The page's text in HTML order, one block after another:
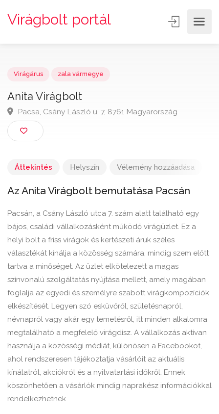
Virágbolt portál
Anita Virágbolt
Pacsa, Csány László u. 7, 8761 Magyarország
Áttekintés Helyszín Vélemény hozzáadása
Az Anita Virágbolt bemutatása Pacsán
Pacsán, a Csány László utca 7. szám alatt található egy
bájos, családi vállalkozásként működő virágüzlet. Ez a
helyi bolt a friss virágok és kertészeti áruk széles
választékát kínálja a közösség számára, mindig szem előtt
tartva a minőséget. Az üzlet elkötelezett a magas
színvonalú szolgáltatás nyújtása mellett, amely magában
foglalja az egyedi és személyre szabott virágkompozíciók
elkészítését. Legyen szó esküvőről, születésnapról,
névnapról vagy akár egy temetésről, itt minden alkalomra
megtalálható a megfelelő virágdísz. A vállalkozás aktívan
használja a közösségi médiát, különösen a Facebookot,
ahol rendszeresen tájékoztatja vásárlóit az aktuális
kínálatról, akciókról és a nyitvatartási időkről. Ennek
köszönhetően a vásárlók mindig naprakész információkkal
rendelkezhetnek.